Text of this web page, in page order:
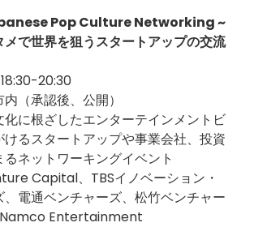
Pop Culture Networking ~
メで世界を狙うスタートアップの交流
20:30
（承認後、公開）
化に根ざしたエンターテインメントビ
けるスタートアップや事業会社、投資
ネットワーキングイベント
Capital、TBSイノベーション・
電通ベンチャーズ、松竹ベンチャー
Entertainment